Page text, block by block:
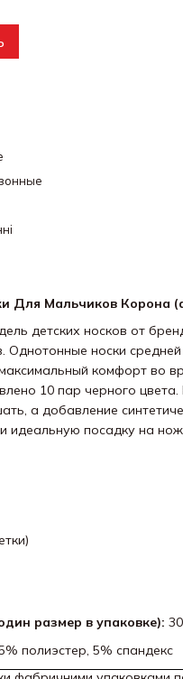
Для Мальчиков Корона
детских носков от
Однотонные носки
комфорт во
10 пар черного
а добавление
идеальную посадку на
размер в упаковке):
полиэстер, 5% спандекс